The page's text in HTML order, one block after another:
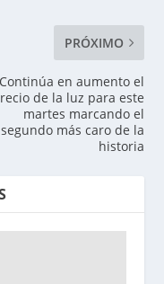
PRÓXIMO
Continúa en aumento el
de la luz para este
martes marcando el
segundo más caro de la
historia